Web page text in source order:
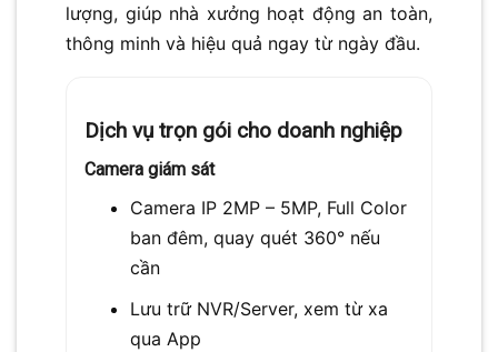
lượng, giúp nhà xưởng hoạt động an toàn,
thông minh và hiệu quả ngay từ ngày đầu.
Dịch vụ trọn gói cho doanh nghiệp
Camera giám sát
Camera IP 2MP – 5MP, Full Color
ban đêm, quay quét 360° nếu
cần
Lưu trữ NVR/Server, xem từ xa
qua App